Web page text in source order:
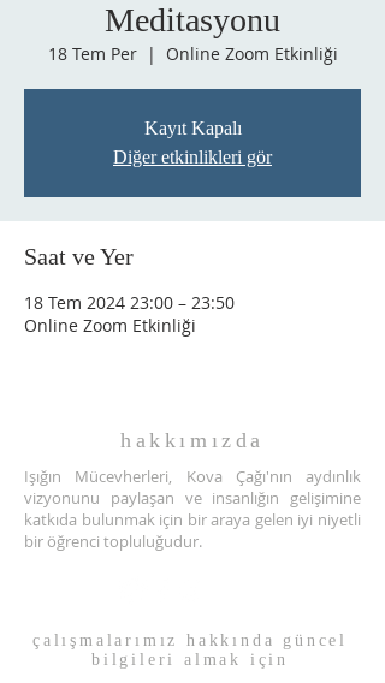
Meditasyonu
18 Tem Per
  |
Online Zoom Etkinliği
Kayıt Kapalı
Diğer etkinlikleri gör
Saat ve Yer
18 Tem 2024 23:00 – 23:50
Online Zoom Etkinliği
hakkımızda
Işığın Mücevherleri, Kova Çağı'nın aydınlık
vizyonunu paylaşan ve insanlığın gelişimine
katkıda bulunmak için bir araya gelen iyi niyetli
bir öğrenci topluluğudur.
çalışmalarımız hakkında güncel
bilgileri almak için